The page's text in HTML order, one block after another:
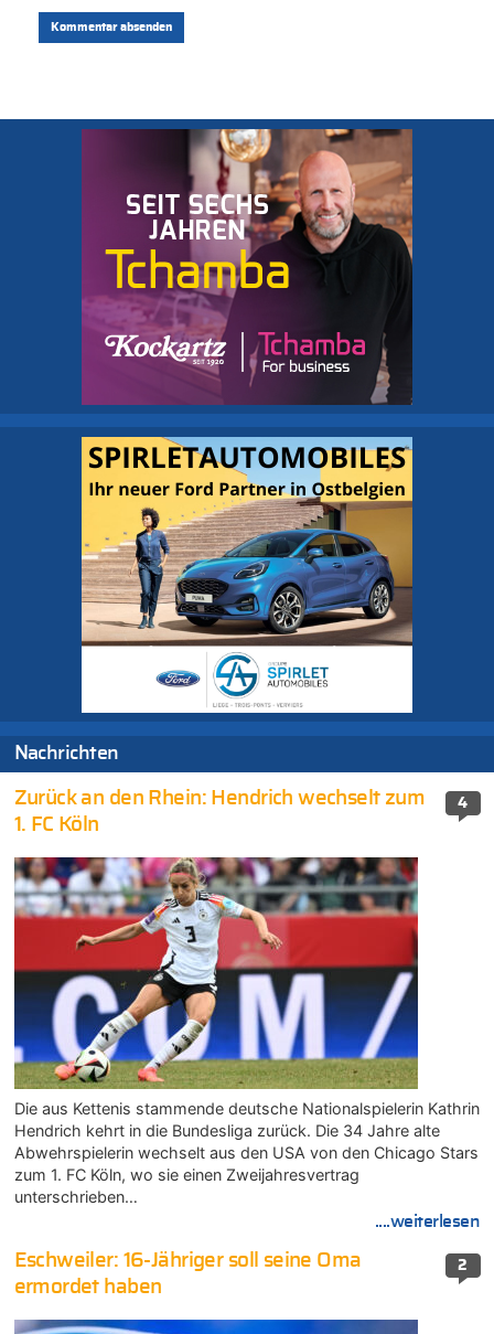
Nachrichten
4
Zurück an den Rhein: Hendrich wechselt zum
1. FC Köln
Die aus Kettenis stammende deutsche Nationalspielerin Kathrin
Hendrich kehrt in die Bundesliga zurück. Die 34 Jahre alte
Abwehrspielerin wechselt aus den USA von den Chicago Stars
zum 1. FC Köln, wo sie einen Zweijahresvertrag
unterschrieben…
....weiterlesen
2
Eschweiler: 16-Jähriger soll seine Oma
ermordet haben